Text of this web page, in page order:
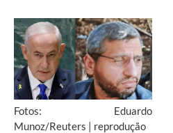
Fotos: Eduardo
Munoz/Reuters | reprodução